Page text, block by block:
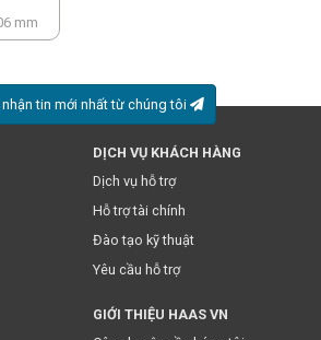
mm
tin mới nhất từ chúng tôi
với việc bạn chấp nhậnchính sách
của chúng tôi.
DỊCH VỤ KHÁCH HÀNG
Dịch vụ hỗ trợ
Hỗ trợ tài chính
Đào tạo kỹ thuật
Yêu cầu hỗ trợ
GIỚI THIỆU HAAS VN